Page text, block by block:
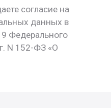
согласие на
данных в
9 Федерального
N 152-ФЗ «О